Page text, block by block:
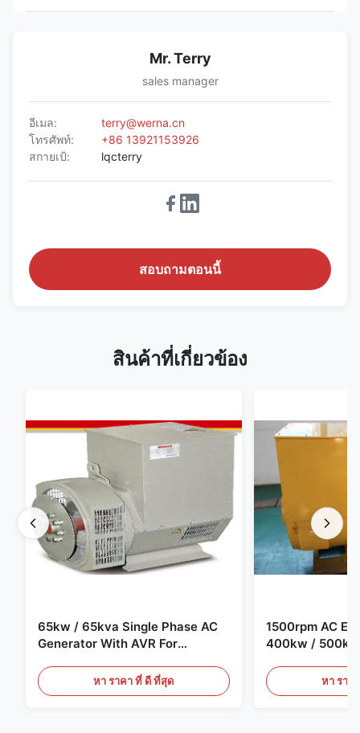
Mr. Terry
sales manager
อีเมล:
terry@werna.cn
โทรศัพท์:
+86 13921153926
สกายเป้:
lqcterry
สอบถามตอนนี้
สินค้าที่เกี่ยวข้อง
65kw / 65kva Single Phase AC
Generator With AVR For
หา ราคา ที่ ดี ที่สุด
1500rpm AC
400kw /
หา ราค